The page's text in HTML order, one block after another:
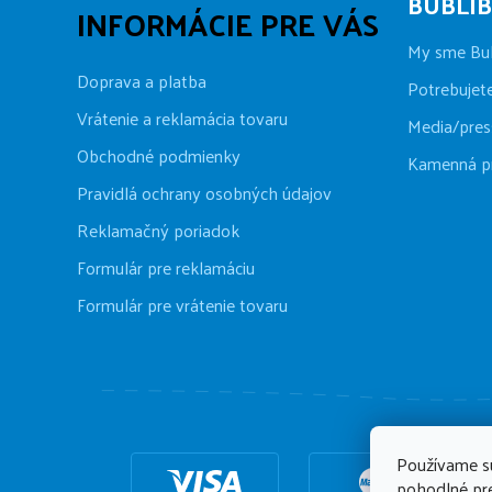
Používame
INFORMÁCIE PRE VÁS
Doprava a platba
Vrátenie a reklamácia tovaru
Obchodné podmienky
Pravidlá ochrany osobných údajov
Reklamačný poriadok
Formulár pre reklamáciu
Formulár pre vrátenie tovaru
My sme
Media/
Kamenná